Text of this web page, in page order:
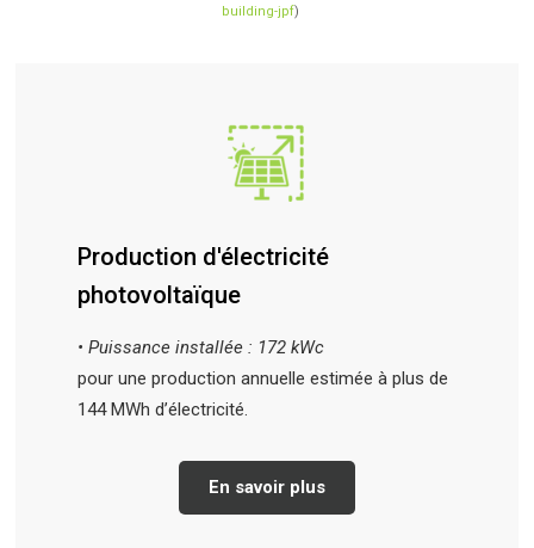
building-jpf)
Production d'électricité
photovoltaïque
• Puissance installée : 172 kWc
pour une production annuelle estimée à plus de
144 MWh d’électricité.
En savoir plus